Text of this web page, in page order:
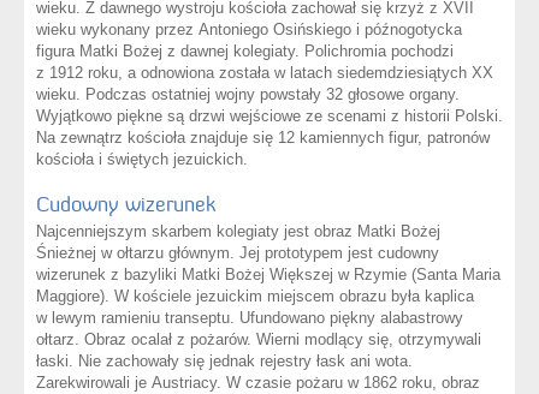
wieku. Z dawnego wystroju kościoła zachował się krzyż z XVII
wieku wykonany przez Antoniego Osińskiego i późnogotycka
figura Matki Bożej z dawnej kolegiaty. Polichromia pochodzi
z 1912 roku, a odnowiona została w latach siedemdziesiątych XX
wieku. Podczas ostatniej wojny powstały 32 głosowe organy.
Wyjątkowo piękne są drzwi wejściowe ze scenami z historii Polski.
Na zewnątrz kościoła znajduje się 12 kamiennych figur, patronów
kościoła i świętych jezuickich.
Cudowny wizerunek
Najcenniejszym skarbem kolegiaty jest obraz Matki Bożej
Śnieżnej w ołtarzu głównym. Jej prototypem jest cudowny
wizerunek z bazyliki Matki Bożej Większej w Rzymie (Santa Maria
Maggiore). W kościele jezuickim miejscem obrazu była kaplica
w lewym ramieniu transeptu. Ufundowano piękny alabastrowy
ołtarz. Obraz ocalał z pożarów. Wierni modlący się, otrzymywali
łaski. Nie zachowały się jednak rejestry łask ani wota.
Zarekwirowali je Austriacy. W czasie pożaru w 1862 roku, obraz